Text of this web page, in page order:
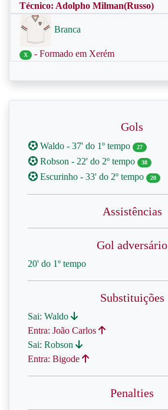
Técnico: Adolpho Milman(Russo)
Branca
X - Formado em Xerém
Gols
Waldo - 37' do 1º tempo 27
Robson - 22' do 2º tempo 38
Escurinho - 33' do 2º tempo 20
Assistências
Gol adversário
20' do 1º tempo
Substituições
Sai: Waldo
Entra: João Carlos
Sai: Robson
Entra: Bigode
Penalties